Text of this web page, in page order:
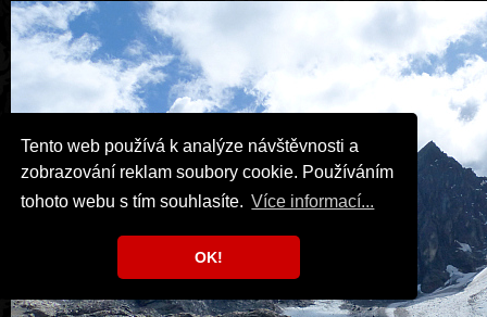
Tento web používá k analýze návštěvnosti a
zobrazování reklam soubory cookie. Používáním
tohoto webu s tím souhlasíte. Více informací...
OK!